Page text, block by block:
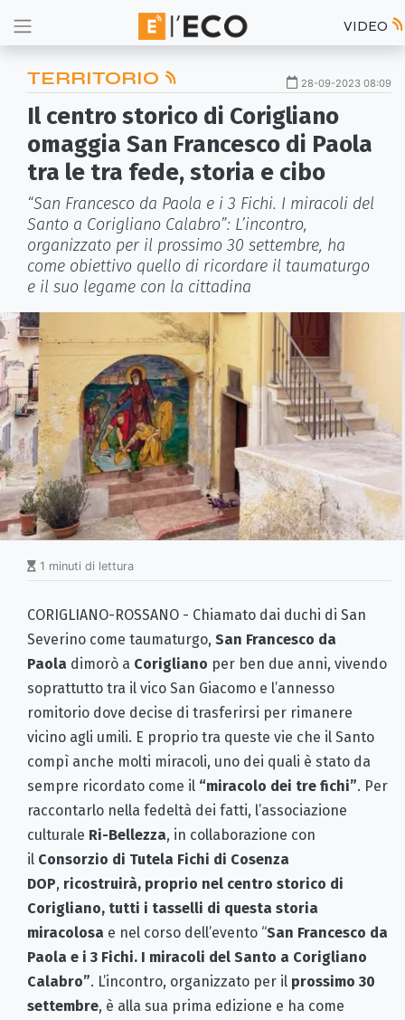
VIDEO
TERRITORIO 28-09-2023 08:09
Il centro storico di Corigliano
omaggia San Francesco di Paola
tra le tra fede, storia e cibo
“San Francesco da Paola e i 3 Fichi. I miracoli del
Santo a Corigliano Calabro”: L’incontro,
organizzato per il prossimo 30 settembre, ha
come obiettivo quello di ricordare il taumaturgo
e il suo legame con la cittadina
1 minuti di lettura
CORIGLIANO-ROSSANO - Chiamato dai duchi di San
Severino come taumaturgo, San Francesco da
Paola dimorò a Corigliano per ben due anni, vivendo
soprattutto tra il vico San Giacomo e l’annesso
romitorio dove decise di trasferirsi per rimanere
vicino agli umili. E proprio tra queste vie che il Santo
compì anche molti miracoli, uno dei quali è stato da
sempre ricordato come il “miracolo dei tre fichi”. Per
raccontarlo nella fedeltà dei fatti, l’associazione
culturale Ri-Bellezza, in collaborazione con
il Consorzio di Tutela Fichi di Cosenza
DOP, ricostruirà, proprio nel centro storico di
Corigliano, tutti i tasselli di questa storia
miracolosa e nel corso dell’evento “San Francesco da
Paola e i 3 Fichi. I miracoli del Santo a Corigliano
Calabro”. L’incontro, organizzato per il prossimo 30
settembre, è alla sua prima edizione e ha come